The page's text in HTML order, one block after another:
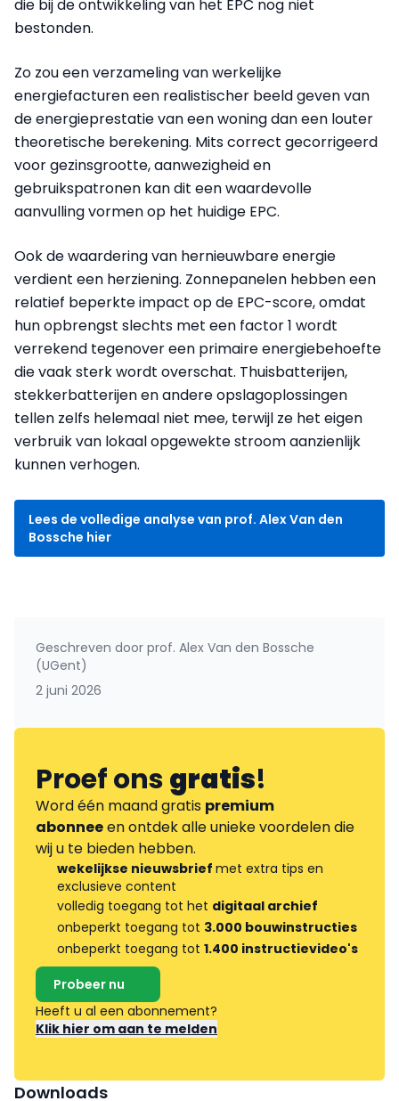
die bij de ontwikkeling van het EPC nog niet
bestonden.
Zo zou een verzameling van werkelijke
energiefacturen een realistischer beeld geven van
de energieprestatie van een woning dan een louter
theoretische berekening. Mits correct gecorrigeerd
voor gezinsgrootte, aanwezigheid en
gebruikspatronen kan dit een waardevolle
aanvulling vormen op het huidige EPC.
Ook de waardering van hernieuwbare energie
verdient een herziening. Zonnepanelen hebben een
relatief beperkte impact op de EPC-score, omdat
hun opbrengst slechts met een factor 1 wordt
verrekend tegenover een primaire energiebehoefte
die vaak sterk wordt overschat. Thuisbatterijen,
stekkerbatterijen en andere opslagoplossingen
tellen zelfs helemaal niet mee, terwijl ze het eigen
verbruik van lokaal opgewekte stroom aanzienlijk
kunnen verhogen.
Lees de volledige analyse van prof. Alex Van den
Bossche hier
Geschreven door prof. Alex Van den Bossche
(UGent)
2 juni 2026
Proef onsgratis!
Word één maand gratis premium
abonneeen ontdek alle unieke voordelen die
wij u te bieden hebben.
wekelijkse nieuwsbrief met extra tips en
exclusieve content
volledig toegang tot het digitaal archief
onbeperkt toegang tot 3.000 bouwinstructies
onbeperkt toegang tot 1.400 instructievideo's
Probeer nu
Heeft u al een abonnement?
Klik hier om aan te melden
Downloads